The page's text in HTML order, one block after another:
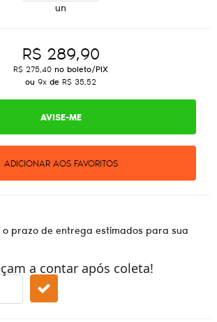
un
R$ 289,90
R$ 275,40 no boleto/PIX
ou 9x de R$ 35,52
AVISE-ME
ADICIONAR AOS FAVORITOS
o prazo de entrega estimados para sua
a contar após coleta!